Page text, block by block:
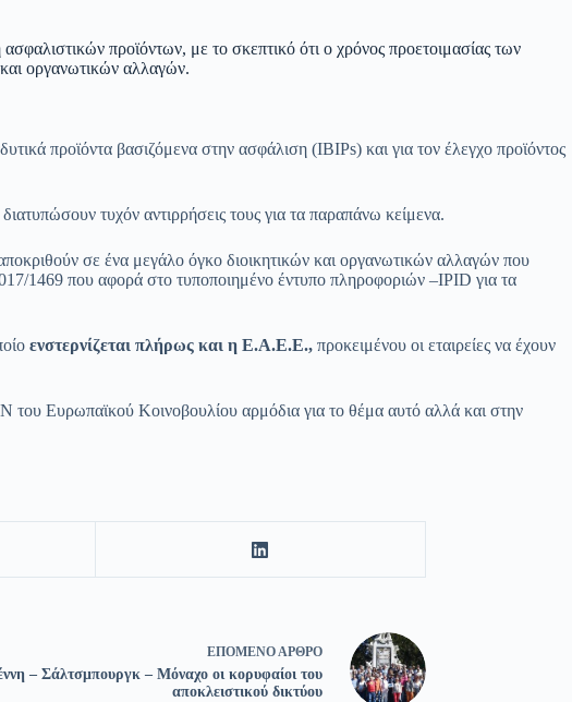
προϊόντων, με το σκεπτικό ότι ο χρόνος προετοιμασίας των
οργανωτικών αλλαγών.
προϊόντα βασιζόμενα στην ασφάλιση (IBIPs) και για τον έλεγχο προϊόντος
τυχόν αντιρρήσεις τους για τα παραπάνω κείμενα.
σε ένα μεγάλο όγκο διοικητικών και οργανωτικών αλλαγών που
1469 που αφορά στο τυποποιημένο έντυπο πληροφοριών –IPID για τα
ενστερνίζεται πλήρως και η Ε.Α.Ε.Ε., προκειμένου οι εταιρείες να έχουν
Ευρωπαϊκού Κοινοβουλίου αρμόδια για το θέμα αυτό αλλά και στην
ΕΠΌΜΕΝΟΆΡΘΡΟ
– Σάλτσμπουργκ – Μόναχο οι κορυφαίοι του
αποκλειστικού δικτύου